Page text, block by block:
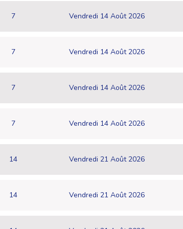
7 Vendredi 14 Août 2026
7 Vendredi 14 Août 2026
7 Vendredi 14 Août 2026
7 Vendredi 14 Août 2026
14 Vendredi 21 Août 2026
14 Vendredi 21 Août 2026